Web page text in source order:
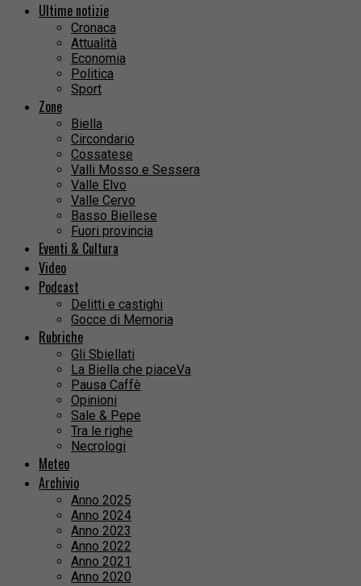
Ultime notizie
Cronaca
Attualità
Economia
Politica
Sport
Zone
Biella
Circondario
Cossatese
Valli Mosso e Sessera
Valle Elvo
Valle Cervo
Basso Biellese
Fuori provincia
Eventi & Cultura
Video
Podcast
Delitti e castighi
Gocce di Memoria
Rubriche
Gli Sbiellati
La Biella che piaceVa
Pausa Caffè
Opinioni
Sale & Pepe
Tra le righe
Necrologi
Meteo
Archivio
Anno 2025
Anno 2024
Anno 2023
Anno 2022
Anno 2021
Anno 2020